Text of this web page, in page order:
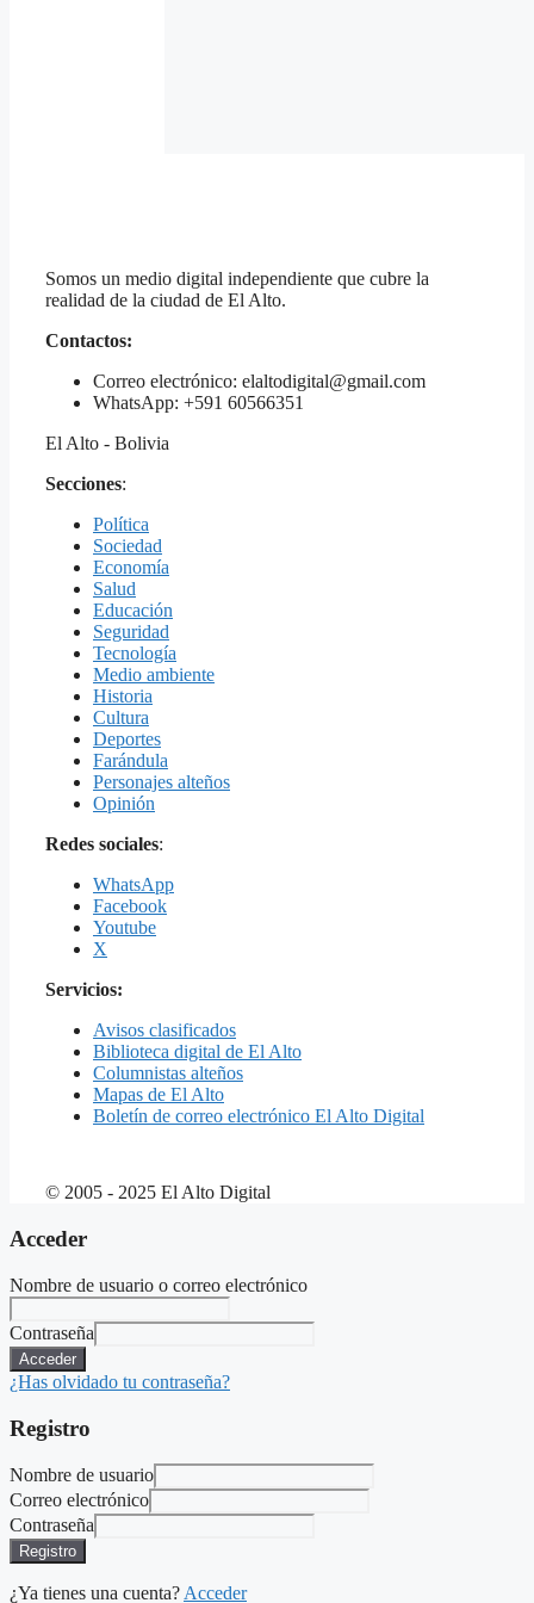
Somos un medio digital independiente que cubre la
realidad de la ciudad de El Alto.
Contactos:
Correo electrónico: elaltodigital@gmail.com
WhatsApp: +591 60566351
El Alto - Bolivia
Secciones:
Política
Sociedad
Economía
Salud
Educación
Seguridad
Tecnología
Medio ambiente
Historia
Cultura
Deportes
Farándula
Personajes alteños
Opinión
Redes sociales:
WhatsApp
Facebook
Youtube
X
Servicios:
Avisos clasificados
Biblioteca digital de El Alto
Columnistas alteños
Mapas de El Alto
Boletín de correo electrónico El Alto Digital
© 2005 - 2025 El Alto Digital
Acceder
Nombre de usuario o correo electrónico
Contraseña
Acceder
¿Has olvidado tu contraseña?
Registro
Nombre de usuario
Correo electrónico
Contraseña
Registro
¿Ya tienes una cuenta? Acceder